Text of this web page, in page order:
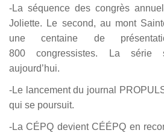
-La séquence des congrès
Joliette. Le second, au mont
une centaine de
800 congressistes. La série
aujourd’hui.
-Le lancement du journal
qui se poursuit.
-La CÉPQ devient CÉÉPQ en